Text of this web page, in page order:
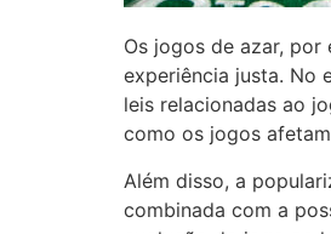
Os jogos de azar,
experiência justa. No
leis relacionadas ao
como os jogos
Além disso, a
combinada com a